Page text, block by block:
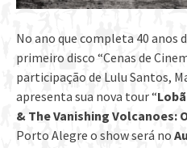
No ano que completa 40 anos
primeiro disco “Cenas de
participação de Lulu Santos,
apresenta sua nova tour “
& The Vanishing Volcanoes: O
Porto Alegre o show será no